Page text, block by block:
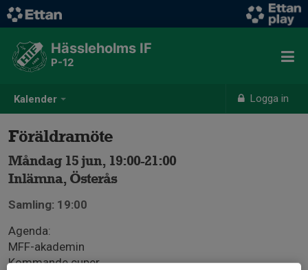
Kalender Logga in
Hässleholms IF
P-12
Föräldramöte
Måndag 15 jun, 19:00-21:00
Inlämna, Österås
Samling: 19:00
Agenda:
MFF-akademin
Kommande cuper